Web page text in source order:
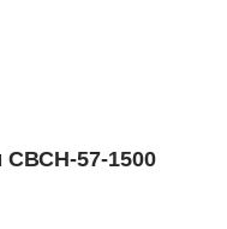
СВСН-57-1500